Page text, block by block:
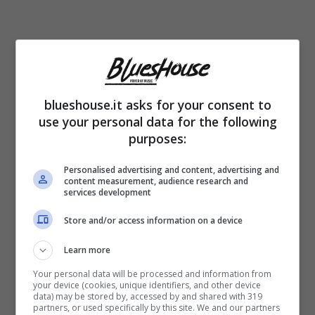
Nel 1972, la Ricciarelli si innamorò del
durata oltre dieci anni, poi naufragata per i
tradimentidel compagno. Dopo la
fine della storia con Carreras, Katia conobbe
Pippo Baudo, con il quale convolò a nozze
nel1986. I due si sono incontrati in tv, ma
inizialmente fra loro non c’era nulla.
La Ricciarelli ha dichiarato, in un’intervista
blueshouse.it asks for your consent to
use your personal data for the following
purposes:
Personalised advertising and content, advertising and
content measurement, audience research and
services development
Store and/or access information on a device
Learn more
Your personal data will be processed and information from
your device (cookies, unique identifiers, and other device
data) may be stored by, accessed by and shared with 319
partners, or used specifically by this site. We and our partners